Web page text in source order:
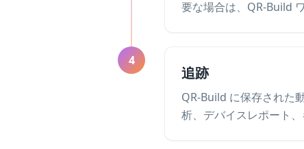
要な場合は、QR-Build
4
追跡
QR-Build に保存された
析、デバイスレポート